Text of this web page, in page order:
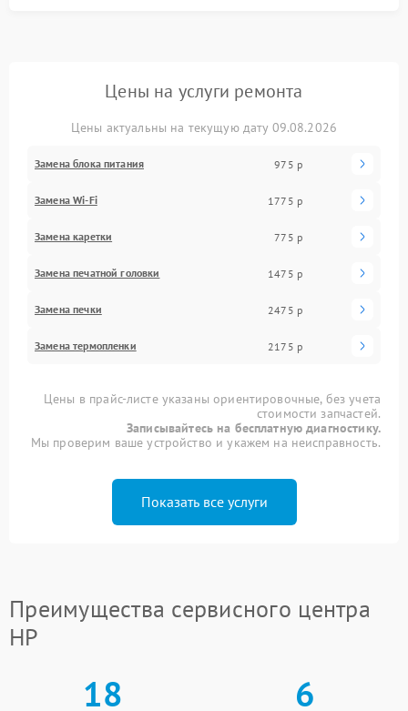
Цены на услуги ремонта
Цены актуальны на текущую дату 09.08.2026
Замена блока питания 975 р
Замена Wi-Fi 1775 р
Замена каретки 775 р
Замена печатной головки 1475 р
Замена печки 2475 р
Замена термопленки 2175 р
Цены в прайс-листе указаны ориентировочные, без учета
стоимости запчастей.
Записывайтесь на бесплатную диагностику.
Мы проверим ваше устройство и укажем на неисправность.
Показать все услуги
Преимущества сервисного центра
HP
18 6